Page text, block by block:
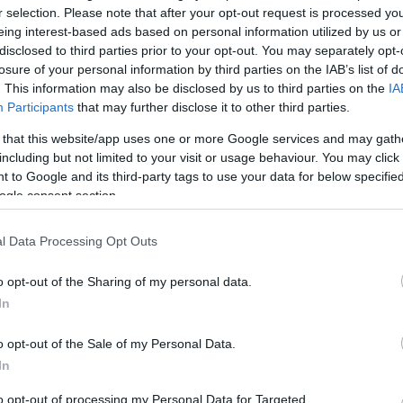
selection. Please note that after your opt-out request is processed
interest-based ads based on personal information utilized by us
to third parties prior to your opt-out. You may separately
of your personal information by third parties on the IAB’s list of
This information may also be disclosed by us to third parties on the
Participants that may further disclose it to other third parties.
that this website/app uses one or more Google services and may
but not limited to your visit or usage behaviour. You may
to Google and its third-party tags to use your data for below
consent section.
Data Processing Opt Outs
opt-out of the Sharing of my personal data.
opt-out of the Sale of my Personal Data.
opt-out of processing my Personal Data for Targeted
Men to svenske stjerner kan
hennes drøm: Ebba
Karlsson er navnene som kan
for Norge igjen.
ubeseiret på
– vinner
Norge tar sin